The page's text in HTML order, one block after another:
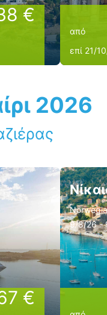
€
από
επί 21/
2026
€
9/8/26 -